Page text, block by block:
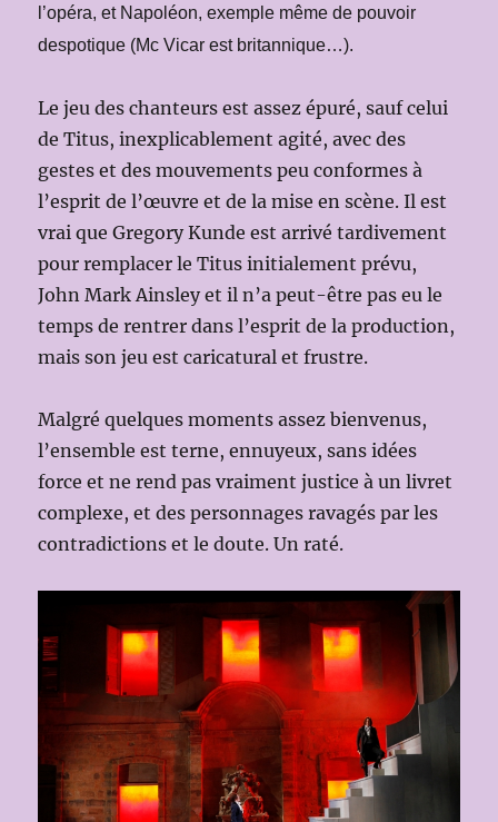
l’opéra, et Napoléon, exemple même de pouvoir
despotique (Mc Vicar est britannique…).
Le jeu des chanteurs est assez épuré, sauf celui
de Titus, inexplicablement agité, avec des
gestes et des mouvements peu conformes à
l’esprit de l’œuvre et de la mise en scène. Il est
vrai que Gregory Kunde est arrivé tardivement
pour remplacer le Titus initialement prévu,
John Mark Ainsley et il n’a peut-être pas eu le
temps de rentrer dans l’esprit de la production,
mais son jeu est caricatural et frustre.
Malgré quelques moments assez bienvenus,
l’ensemble est terne, ennuyeux, sans idées
force et ne rend pas vraiment justice à un livret
complexe, et des personnages ravagés par les
contradictions et le doute. Un raté.